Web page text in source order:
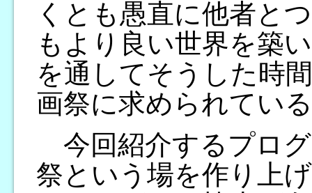
くとも愚直に他者と
もより良い世界を築
を通してそうした時
画祭に求められてい
今回紹介するプロ
祭という場を作り上